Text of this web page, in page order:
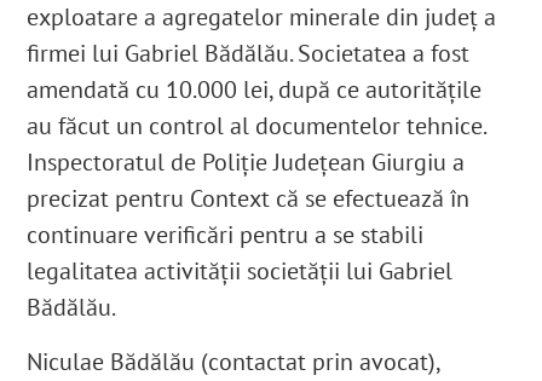
exploatare a agregatelor minerale din județ a
firmei lui Gabriel Bădălău. Societatea a fost
amendată cu 10.000 lei, după ce autoritățile
au făcut un control al documentelor tehnice.
Inspectoratul de Poliție Județean Giurgiu a
precizat pentru Context că se efectuează în
continuare verificări pentru a se stabili
legalitatea activității societății lui Gabriel
Bădălău.
Niculae Bădălău (contactat prin avocat),